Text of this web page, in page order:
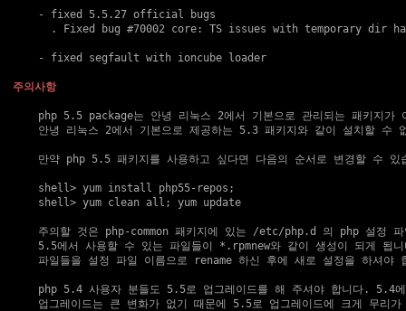
    - fixed 5.5.27 official bugs
      . Fixed bug
#70002 core: TS issues with temporary dir
    - fixed segfault with ioncube loader
주의사항
php 5.5 package는 안녕 리눅스 2에서 기본으로 관리되는 패키지가
안녕 리눅스 2에서 기본으로 제공하는 5.3 패키지와 같이 설치할 수
만약 php 5.5 패키지를 사용하고 싶다면 다음의 순서로 변경할 수 있
    shell> yum install php55-repos;
    shell> yum clean all; yum update
주의할 것은 php-common 패키지에 있는 /etc/php.d 의 php 설정
5.5에서 사용할 수 있는 파일들이 *.rpmnew와 같이 생성이 되게 됩
파일들을 설정 파일 이름으로 rename 하신 후에 새로 설정을 하셔야
php 5.4 사용자 분들도 5.5로 업그레이드를 해 주셔야 합니다. 5.4
업그레이드는 큰 변화가 없기 때문에 5.5로 업그레이드에 크게 무리가